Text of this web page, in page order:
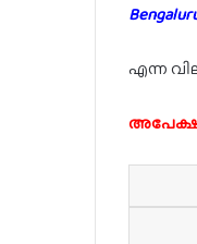
എന്ന
അപേക്ഷ